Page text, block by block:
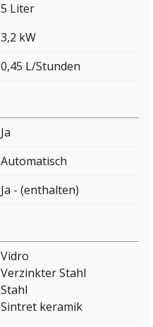
5 Liter
3,2 kW
0,45 L/Stunden
Ja
Automatisch
Ja - (enthalten)
Vidro
Verzinkter Stahl
Stahl
Sintret keramik